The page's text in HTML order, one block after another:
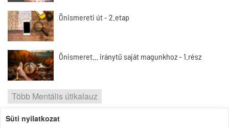
Önismereti út - 2.etap
Önismeret… iránytű saját magunkhoz - 1.rész
Több Mentális útikalauz
Süti nyilatkozat